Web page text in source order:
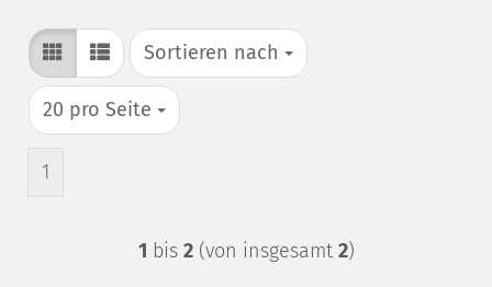
Sortieren nach
Sortieren nach
20 pro Seite
pro Seite
1
1 bis 2(von insgesamt 2)